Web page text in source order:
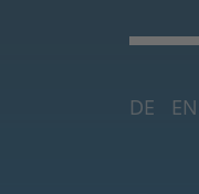
DE EN